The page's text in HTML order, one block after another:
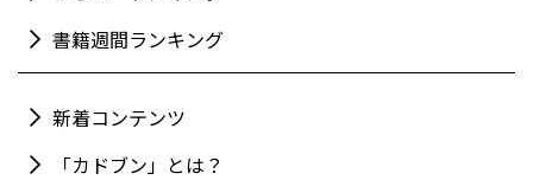
書籍週間ランキング
新着コンテンツ
「カドブン」とは？